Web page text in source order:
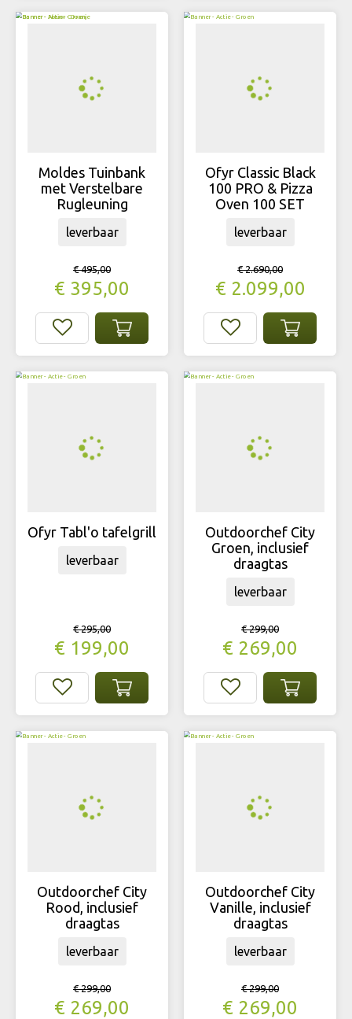
Moldes Tuinbank
met Verstelbare
Rugleuning
€ 495,00
€ 395,00
leverbaar
Ofyr Classic Black
100 PRO & Pizza
Oven 100 SET
€ 2.690,00
€ 2.099,00
leverbaar
Ofyr Tabl'o tafelgrill
€ 295,00
€ 199,00
leverbaar
Outdoorchef City
Groen, inclusief
draagtas
€ 299,00
€ 269,00
leverbaar
Outdoorchef City
Rood, inclusief
draagtas
€ 299,00
€ 269,00
leverbaar
Outdoorchef City
Vanille, inclusief
draagtas
€ 299,00
€ 269,00
leverbaar